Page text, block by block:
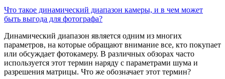
Что такое динамический диапазон камеры, и в чем может
быть выгода для фотографа?
Динамический диапазон является одним из многих
параметров, на которые обращают внимание все, кто покупает
или обсуждает фотокамеру. В различных обзорах часто
используется этот термин наряду с параметрами шума и
разрешения матрицы. Что же обозначает этот термин?